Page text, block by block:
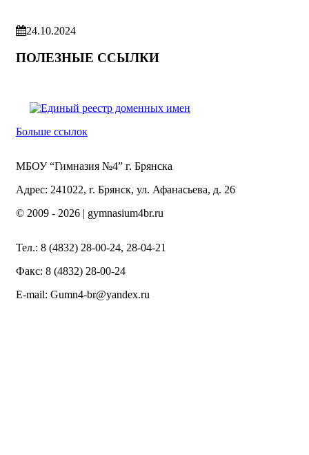
24.10.2024
ПОЛЕЗНЫЕ ССЫЛКИ
Больше ссылок
МБОУ “Гимназия №4” г. Брянска
Адрес: 241022, г. Брянск, ул. Афанасьева, д. 26
© 2009 - 2026 | gymnasium4br.ru
Тел.: 8 (4832) 28-00-24, 28-04-21
Факс: 8 (4832) 28-00-24
E-mail: Gumn4-br@yandex.ru